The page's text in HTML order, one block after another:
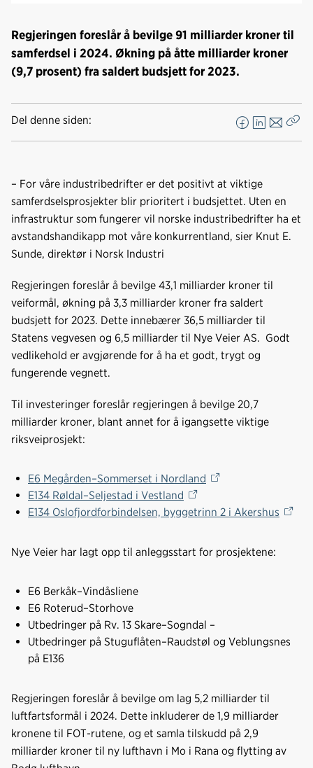
Regjeringen foreslår å bevilge 91 milliarder kroner til
samferdsel i 2024. Økning på åtte milliarder kroner
(9,7 prosent) fra saldert budsjett for 2023.
Del denne siden:
F
a
e
b
o
L
i
k
e
d
E
-
s
t
– For våre industribedrifter er det positivt at viktige
samferdselsprosjekter blir prioritert i budsjettet. Uten en
infrastruktur som fungerer vil norske industribedrifter ha et
avstandshandikapp mot våre konkurrentland, sier Knut E.
Sunde, direktør i Norsk Industri
Regjeringen foreslår å bevilge 43,1 milliarder kroner til
veiformål, økning på 3,3 milliarder kroner fra saldert
budsjett for 2023. Dette innebærer 36,5 milliarder til
Statens vegvesen og 6,5 milliarder til Nye Veier AS. Godt
vedlikehold er avgjørende for å ha et godt, trygt og
fungerende vegnett.
Til investeringer foreslår regjeringen å bevilge 20,7
milliarder kroner, blant annet for å igangsette viktige
riksveiprosjekt:
E6 Megården–Sommerset i Nordland
E134 Røldal–Seljestad i Vestland
E134 Oslofjordforbindelsen, byggetrinn 2 i Akershus
Nye Veier har lagt opp til anleggsstart for prosjektene:
E6 Berkåk–Vindåsliene
E6 Roterud–Storhove
Utbedringer på Rv. 13 Skare–Sogndal –
Utbedringer på Stuguflåten–Raudstøl og Veblungsnes
på E136
Regjeringen foreslår å bevilge om lag 5,2 milliarder til
luftfartsformål i 2024. Dette inkluderer de 1,9 milliarder
kronene til FOT-rutene, og et samla tilskudd på 2,9
milliarder kroner til ny lufthavn i Mo i Rana og flytting av